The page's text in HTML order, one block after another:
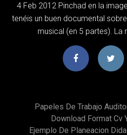
4 Feb 2012 Pinchad en la
tenéis un buen documental
musical (en 5 partes). La
Papeles De Trabajo
Download Format Cv
Ejemplo De Planeacion